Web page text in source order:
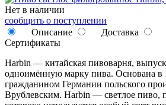
Нет в наличии
сообщить о поступлении
Описание
Доставка
Сертификаты
Harbin — китайская пивоварня,
одноимённую марку пива. Основана в
гражданином Германии польского
Врублевским. Harbin — светлое пиво,